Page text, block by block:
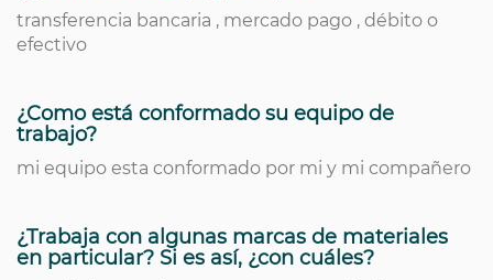
transferencia bancaria , mercado pago , débito o
efectivo
¿Como está conformado su equipo de
trabajo?
mi equipo esta conformado por mi y mi compañero
¿Trabaja con algunas marcas de materiales
en particular? Si es así, ¿con cuáles?